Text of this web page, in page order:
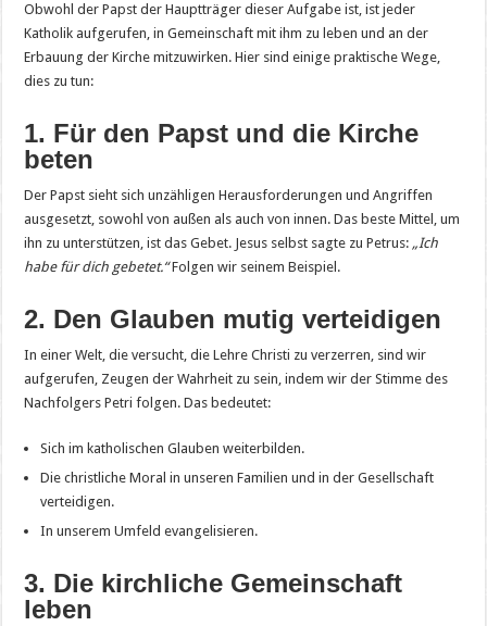
Obwohl der Papst der Hauptträger dieser Aufgabe ist, ist jeder
Katholik aufgerufen, in Gemeinschaft mit ihm zu leben und an der
Erbauung der Kirche mitzuwirken. Hier sind einige praktische Wege,
dies zu tun:
1. Für den Papst und die Kirche
beten
Der Papst sieht sich unzähligen Herausforderungen und Angriffen
ausgesetzt, sowohl von außen als auch von innen. Das beste Mittel, um
ihn zu unterstützen, ist das Gebet. Jesus selbst sagte zu Petrus: „Ich
habe für dich gebetet.“Folgen wir seinem Beispiel.
2. Den Glauben mutig verteidigen
In einer Welt, die versucht, die Lehre Christi zu verzerren, sind wir
aufgerufen, Zeugen der Wahrheit zu sein, indem wir der Stimme des
Nachfolgers Petri folgen. Das bedeutet:
Sich im katholischen Glauben weiterbilden.
Die christliche Moral in unseren Familien und in der Gesellschaft
verteidigen.
In unserem Umfeld evangelisieren.
3. Die kirchliche Gemeinschaft
leben